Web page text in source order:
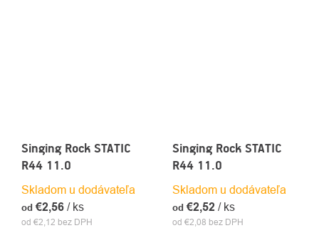
Singing Rock STATIC
R44 11.0
Skladom u dodávateľa
od €2,12 bez DPH
od €2,56 / ks
Singing Rock STATIC
R44 11.0
Skladom u dodávateľa
od €2,08 bez DPH
od €2,52 / ks